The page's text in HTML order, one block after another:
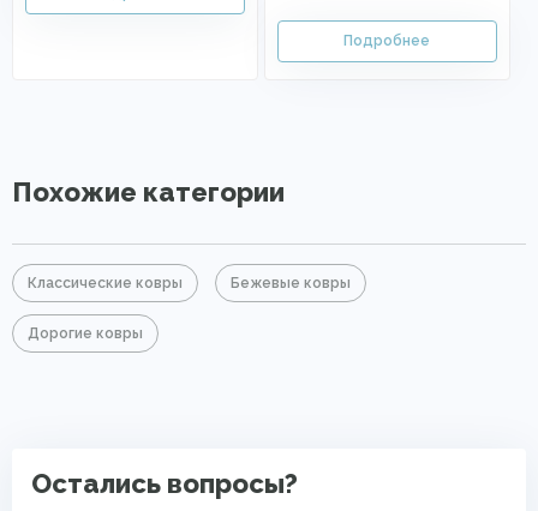
Похожие категории
Классические ковры Бежевые ковры
Дорогие ковры
Остались вопросы?